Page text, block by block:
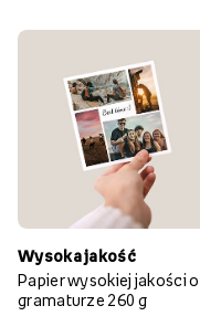
Wysoka jakość
Papier wysokiej jakości o
gramaturze 260 g